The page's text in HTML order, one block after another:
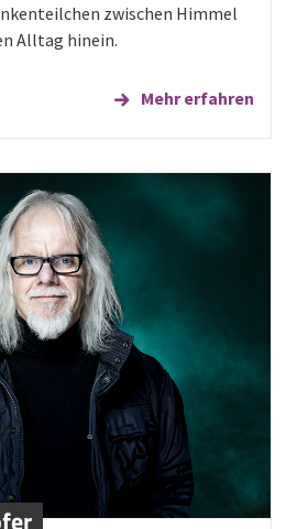
zwischen Himmel
Alltag hinein.
Mehr erfahren